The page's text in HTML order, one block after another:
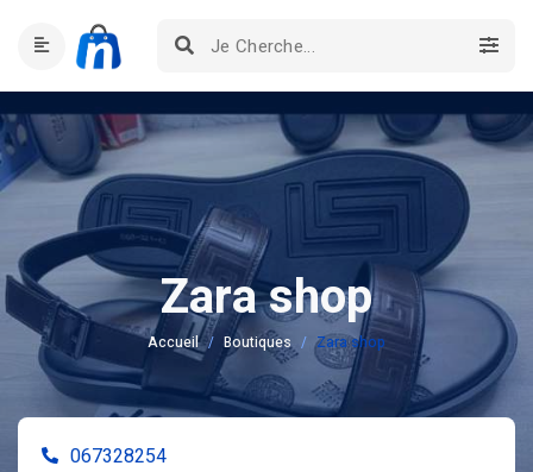
Zara shop
Accueil Boutiques Zara shop
067328254